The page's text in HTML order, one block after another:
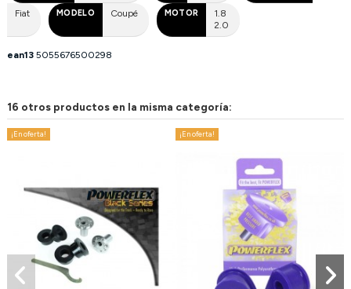
Fiat MODELO Coupé MOTOR
1.8
2.0
ean13 5055676500298
16 otros productos en la misma categoría:
¡En oferta! ¡En oferta!